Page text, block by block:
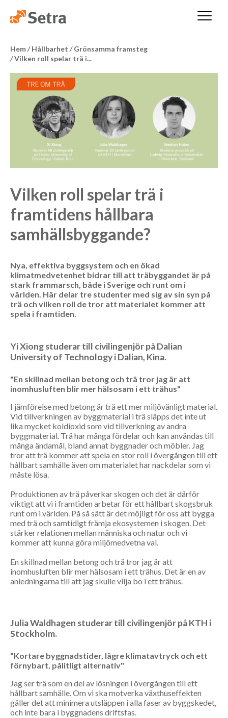
Hem/ Hållbarhet / Grönsamma framsteg
/Vilken roll spelar trä i...
Vilken roll spelar trä i
framtidens hållbara
samhällsbyggande?
Nya, effektiva byggsystem och en ökad
klimatmedvetenhet bidrar till att träbyggandet är på
stark frammarsch, både i Sverige och runt om i
världen. Här delar tre studenter med sig av sin syn på
trä och vilken roll de tror att materialet kommer att
spela i framtiden.
Yi Xiong studerar till civilingenjör på Dalian
University of Technology i Dalian, Kina.
"En skillnad mellan betong och trä tror jag är att
inomhusluften blir mer hälsosam i ett trähus"
I jämförelse med betong är trä ett mer miljövänligt material.
Vid tillverkningen av byggmaterial i trä släpps det inte ut
lika mycket koldioxid som vid tillverkning av andra
byggmaterial. Trä har många fördelar och kan användas till
många ändamål, bland annat byggnader och möbler. Jag
tror att trä kommer att spela en stor roll i övergången till ett
hållbart samhälle även om materialet har nackdelar som vi
måste lösa.
Produktionen av trä påverkar skogen och det är därför
viktigt att vi i framtiden arbetar för ett hållbart skogsbruk
runt om i världen. På så sätt är det möjligt för oss att bygga
med trä och samtidigt främja ekosystemen i skogen. Det
stärker relationen mellan människa och natur och vi
kommer att kunna göra miljömedvetna val.
En skillnad mellan betong och trä tror jag är att
inomhusluften blir mer hälsosam i ett trähus. Det är en av
anledningarna till att jag skulle vilja bo i ett trähus.
Julia Waldhagen studerar till civilingenjör på KTH i
Stockholm.
"Kortare byggnadstider, lägre klimatavtryck och ett
förnybart, pålitligt alternativ"
Jag ser trä som en del av lösningen i övergången till ett
hållbart samhälle. Om vi ska motverka växthuseffekten
gäller det att minimera utsläppen i alla faser av byggskedet,
och inte bara i byggnadens driftsfas.